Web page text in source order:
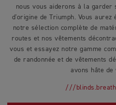
nous vous aiderons à la
d'origine de Triumph. Vous aurez
notre sélection complète de
routes et nos vêtements
vous et essayez notre gamme
de randonnée et de vêtements
avons hâte de
///